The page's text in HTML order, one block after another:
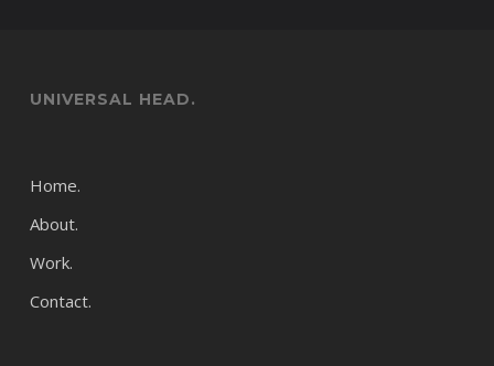
UNIVERSAL HEAD.
Home.
About.
Work.
Contact.